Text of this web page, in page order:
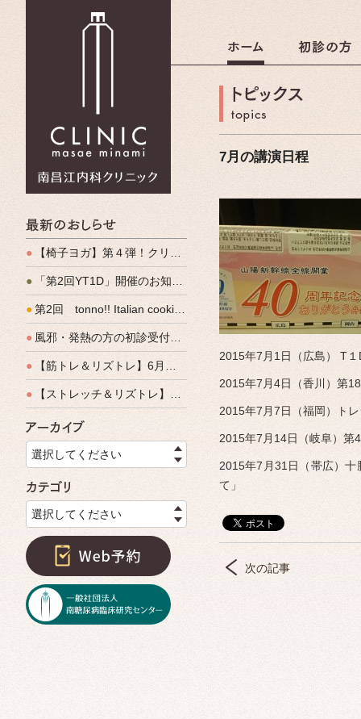
最新のおしらせ
●
【椅子ヨガ】第４弾！クリパルヨガ教室のご案内
● 「第2回YT1D」開催のお知らせ
●第2回 tonno!! Italian cooking 開催しました
● 風邪・発熱の方の初診受付（発熱外来）、始めます
● 【筋トレ＆リズトレ】6月特別運動教室開催のご案内
● 【ストレッチ＆リズトレ】特別運動教室開催のご案内
選択してください
カテゴリ
選択してください
7月の講演日程
2015年7月1日（広島） T
2015年7月4日（香川）第
2015年7月7日（福岡）ト
2015年7月14日（岐阜）第
2015年7月31日（帯広）
て」
次の記事